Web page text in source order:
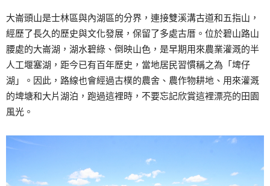
大崙頭山是士林區與內湖區的分界，連接雙溪溝古道和五指山，
經歷了長久的歷史與文化發展，保留了多處古厝。位於碧山路山
腰處的大崙湖，湖水碧綠、倒映山色，是早期用來農業灌溉的半
人工堰塞湖，距今已有百年歷史，當地居民習慣稱之為「埤仔
湖」。因此，路線也會經過古樸的農舍、農作物耕地、用來灌溉
的埤塘和大片湖泊，跑過這裡時，不要忘記欣賞這裡漂亮的田園
風光。